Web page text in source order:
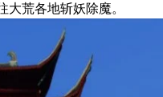
大荒各地斩妖除魔。